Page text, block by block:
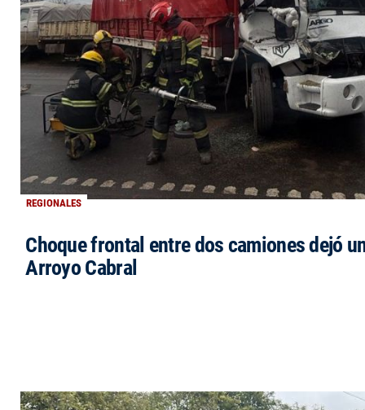
REGIONALES
Choque frontal entre dos camiones dejó
Arroyo Cabral